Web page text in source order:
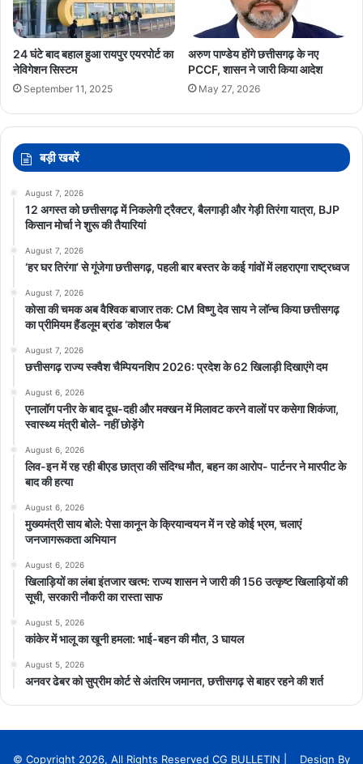
24 घंटे बाद बहाल हुआ रायपुर एयरपोर्ट का
नेविगेशन सिस्टम
September 11, 2025
अरुण पाण्डेय होंगे छत्तीसगढ़ के नए
PCCF, शासन ने जारी किया आदेश
May 27, 2026
बड़ी खबरें
August 7, 2026
12 अगस्त को छत्तीसगढ़ में निकलेगी ट्रैक्टर, बैलगाड़ी और गेड़ी तिरंगा यात्रा, BJP
किसान मोर्चा ने शुरू की तैयारियां
August 7, 2026
‘हर घर तिरंगा’ से गूंजेगा छत्तीसगढ़, पहली बार बस्तर के कई गांवों में लहराएगा राष्ट्रध्वज
August 7, 2026
कोसा की चमक अब वैश्विक बाजार तक: CM विष्णु देव साय ने लॉन्च किया छत्तीसगढ़
का प्रीमियम हैंडलूम ब्रांड ‘कोशल फैब’
August 7, 2026
छत्तीसगढ़ राज्य स्क्वैश चैम्पियनशिप 2026: प्रदेश के 62 खिलाड़ी दिखाएंगे दम
August 6, 2026
एनालॉग पनीर के बाद दूध-दही और मक्खन में मिलावट करने वालों पर कसेगा शिकंजा,
स्वास्थ्य मंत्री बोले- नहीं छोड़ेंगे
August 6, 2026
लिव-इन में रह रही बीएड छात्रा की संदिग्ध मौत, बहन का आरोप- पार्टनर ने मारपीट के
बाद की हत्या
August 6, 2026
मुख्यमंत्री साय बोले: पेसा कानून के क्रियान्वयन में न रहे कोई भ्रम, चलाएं
जनजागरूकता अभियान
August 6, 2026
खिलाड़ियों का लंबा इंतजार खत्म: राज्य शासन ने जारी की 156 उत्कृष्ट खिलाड़ियों की
सूची, सरकारी नौकरी का रास्ता साफ
August 5, 2026
कांकेर में भालू का खूनी हमला: भाई-बहन की मौत, 3 घायल
August 5, 2026
अनवर ढेबर को सुप्रीम कोर्ट से अंतरिम जमानत, छत्तीसगढ़ से बाहर रहने की शर्त
© Copyright 2026, All Rights Reserved CG BULLETIN | Design By